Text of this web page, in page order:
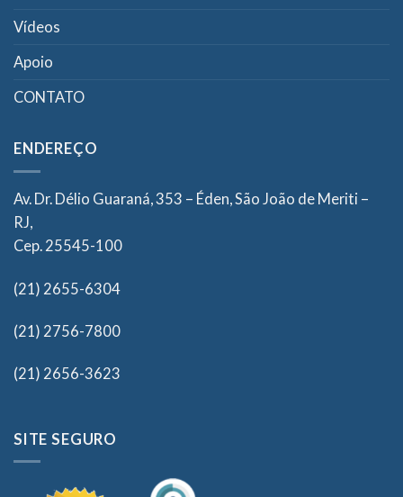
Vídeos
Apoio
CONTATO
ENDEREÇO
Av. Dr. Délio Guaraná, 353 – Éden, São João de Meriti –
RJ,
Cep. 25545-100
(21) 2655-6304
(21) 2756-7800
(21) 2656-3623
SITE SEGURO